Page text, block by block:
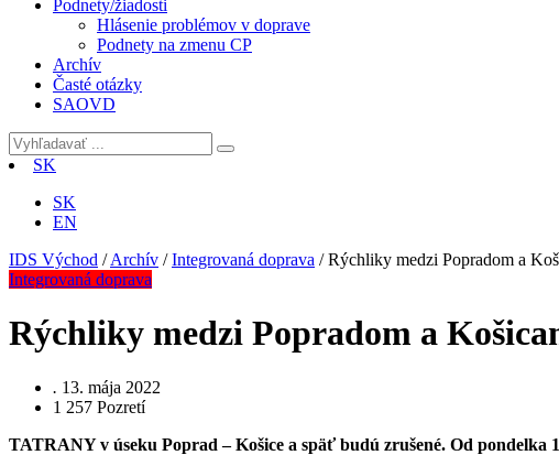
Podnety/žiadosti
Hlásenie problémov v doprave
Podnety na zmenu CP
Archív
Časté otázky
SAOVD
SK
SK
EN
IDS Východ /Archív /Integrovaná doprava /Rýchliky medzi Popradom a
Integrovaná doprava
Rýchliky medzi Popradom a
. 13. mája 2022
1 257 Pozretí
TATRANY v úseku Poprad – Košice a späť budú zrušené. Od pondelka